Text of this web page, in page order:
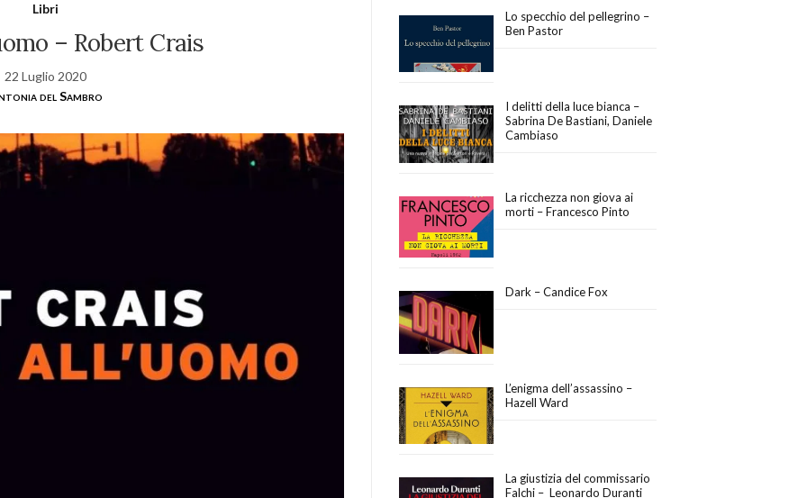
Libri
– Robert Crais
22 Luglio 2020
del Sambro
Lo specchio del pellegrino –
Ben Pastor
I delitti della luce bianca –
Sabrina De Bastiani, Daniele
Cambiaso
La ricchezza non giova ai
morti – Francesco Pinto
Dark – Candice Fox
L’enigma dell’assassino –
Hazell Ward
La giustizia del commissario
Falchi – Leonardo Duranti